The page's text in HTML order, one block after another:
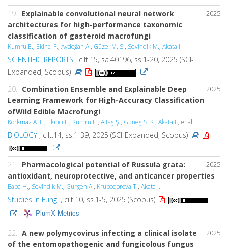
2025
19. Explainable convolutional neural network
architectures for high-performance taxonomic
classification of gasteroid macrofungi
Kumru E., Ekinci F., Aydoğan A., Güzel M. S., Sevindik M., Akata I.
SCIENTIFIC REPORTS , cilt.15, sa.40196, ss.1-20, 2025 (SCI-
Expanded, Scopus)
2025
20. Combination Ensemble and Explainable Deep
Learning Framework for High-Accuracy Classification
ofWild Edible Macrofungi
Korkmaz A. F., Ekinci F., Kumru E., Altaş Ş., Güneş S. K., Akata I., et al.
BIOLOGY , cilt.14, ss.1-39, 2025 (SCI-Expanded, Scopus)
2025
21. Pharmacological potential of Russula grata:
antioxidant, neuroprotective, and anticancer properties
Baba H., Sevindik M., Gürgen A., Krupodorova T., Akata I.
Studies in Fungi , cilt.10, ss.1-5, 2025 (Scopus)
PlumX Metrics
2025
22. A new polymycovirus infecting a clinical isolate
of the entomopathogenic and fungicolous fungus